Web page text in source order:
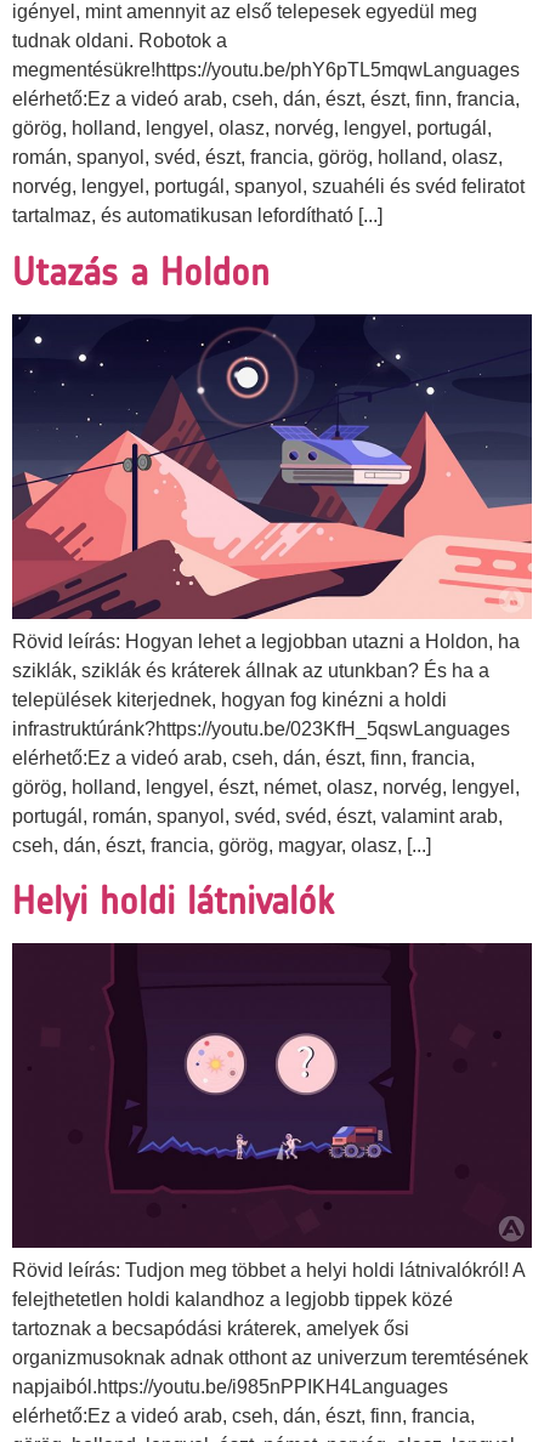
igényel, mint amennyit az első telepesek egyedül meg
tudnak oldani. Robotok a
megmentésükre!https://youtu.be/phY6pTL5mqwLanguages
elérhető:Ez a videó arab, cseh, dán, észt, észt, finn, francia,
görög, holland, lengyel, olasz, norvég, lengyel, portugál,
román, spanyol, svéd, észt, francia, görög, holland, olasz,
norvég, lengyel, portugál, spanyol, szuahéli és svéd feliratot
tartalmaz, és automatikusan lefordítható [...]
Utazás a Holdon
Rövid leírás: Hogyan lehet a legjobban utazni a Holdon, ha
sziklák, sziklák és kráterek állnak az utunkban? És ha a
települések kiterjednek, hogyan fog kinézni a holdi
infrastruktúránk?https://youtu.be/023KfH_5qswLanguages
elérhető:Ez a videó arab, cseh, dán, észt, finn, francia,
görög, holland, lengyel, észt, német, olasz, norvég, lengyel,
portugál, román, spanyol, svéd, svéd, észt, valamint arab,
cseh, dán, észt, francia, görög, magyar, olasz, [...]
Helyi holdi látnivalók
Rövid leírás: Tudjon meg többet a helyi holdi látnivalókról! A
felejthetetlen holdi kalandhoz a legjobb tippek közé
tartoznak a becsapódási kráterek, amelyek ősi
organizmusoknak adnak otthont az univerzum teremtésének
napjaiból.https://youtu.be/i985nPPIKH4Languages
elérhető:Ez a videó arab, cseh, dán, észt, finn, francia,